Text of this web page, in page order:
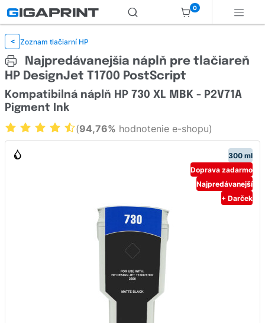
0
< Zoznam tlačiarní HP
Najpredávanejšia náplň pre tlačiareň
HP DesignJet T1700 PostScript
300 ml
Doprava zadarmo
Najpredávanejší
+ Darček
Kompatibilná náplň HP 730 XL MBK - P2V71A
Pigment Ink
(94,76% hodnotenie e-shopu)